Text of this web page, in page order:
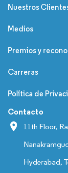
Nuestros
Medios
Premios y
Carreras
Política de
Contacto
11th Floor,
Hyderabad,